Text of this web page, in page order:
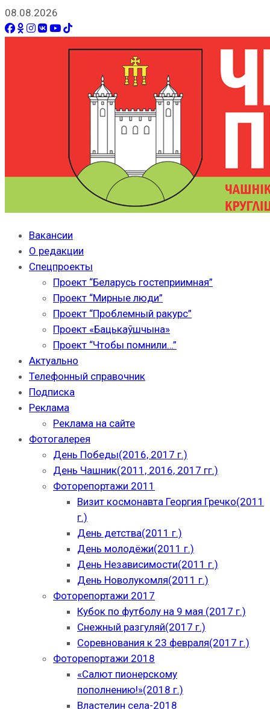
08.08.2026
Вакансии
О редакции
Спецпроекты
Проект “Беларусь гостеприимная”
Проект “Мирные люди”
Проект “Проблемный ракурс”
Проект «Бацькаўшчына»
Проект “Чтобы помнили…”
Актуально
Телефонный справочник
Подписка
Реклама
Реклама на сайте
Фотогалерея
День Победы(2016, 2017 г.)
День Чашник(2011, 2016, 2017 гг.)
Фоторепортажи 2011
Визит космонавта Георгия Гречко(2011
г.)
День детства(2011 г.)
День молодёжи(2011 г.)
День Независимости(2011 г.)
День Новолукомля(2011 г.)
Фоторепортажи 2017
Кубок по футболу на 9 мая (2017 г.)
Снежный разгуляй(2017 г.)
Соревнования к 23 февраля(2017 г.)
Фоторепортажи 2018
«Салют пионерскому
пополнению!»(2018 г.)
Властелин села-2018